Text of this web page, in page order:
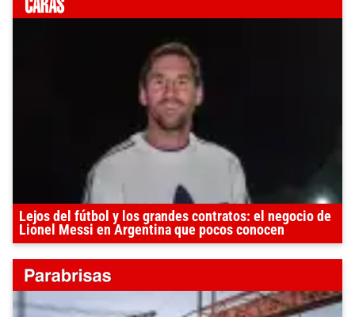
Lejos del fútbol y los grandes contratos: el negocio de
Lionel Messi en Argentina que pocos conocen